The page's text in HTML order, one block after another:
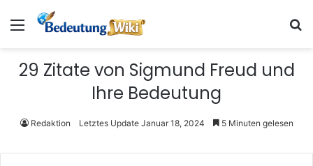
Menü
29 Zitate von Sigmund Freud und
Ihre Bedeutung
Redaktion Letztes Update Januar 18, 2024 5 Minuten gelesen